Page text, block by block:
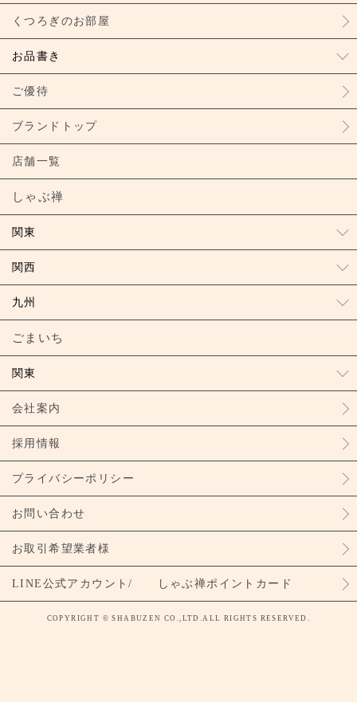
くつろぎのお部屋
お品書き
ご優待
ブランドトップ
店舗一覧
しゃぶ禅
関東
関西
九州
ごまいち
関東
会社案内
採用情報
プライバシーポリシー
お問い合わせ
お取引希望業者様
LINE公式アカウント/ しゃぶ禅ポイントカード
COPYRIGHT © SHABUZEN CO.,LTD.ALL RIGHTS RESERVED.